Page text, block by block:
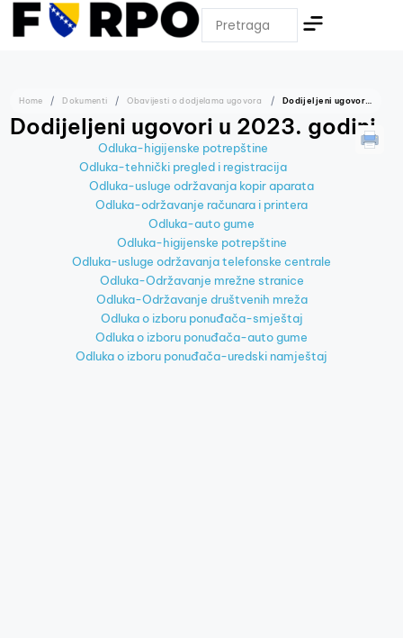
Home Dokumenti Obavijesti o dodjelama ugovora
Dodijeljeni ugovori u 2023. godini
Odluka-higijenske potrepštine
Odluka-tehnički pregled i registracija
Odluka-usluge održavanja kopir aparata
Odluka-održavanje računara i printera
Odluka-auto gume
Odluka-higijenske potrepštine
Odluka-usluge održavanja telefonske centrale
Odluka-Održavanje mrežne stranice
Odluka-Održavanje društvenih mreža
Odluka o izboru ponuđača-smještaj
Odluka o izboru ponuđača-auto gume
Odluka o izboru ponuđača-uredski namještaj